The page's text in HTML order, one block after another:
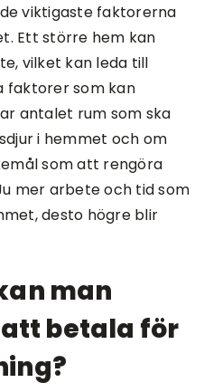
viktigaste faktorerna
Ett större hem kan
vilket kan leda till
faktorer som kan
antalet rum som ska
i hemmet och om
som att rengöra
mer arbete och tid som
desto högre blir
man
betala för